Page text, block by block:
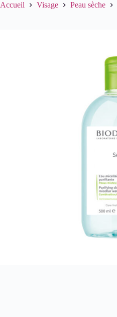
Accueil Visage Peau sèche